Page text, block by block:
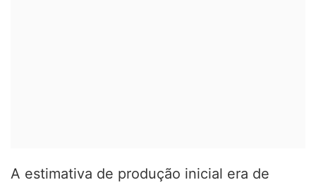
A estimativa de produção inicial era de